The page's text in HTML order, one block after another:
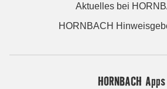
Aktuelles bei
HORNBACH
HORNBACH Apps